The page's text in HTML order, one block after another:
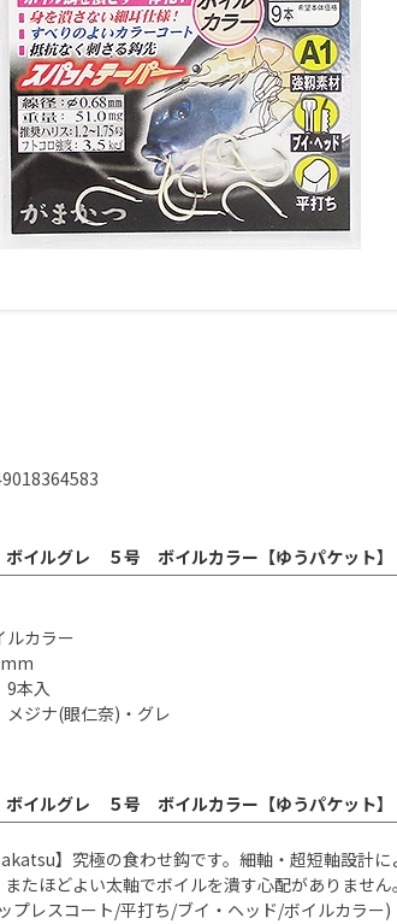
イルグレ ５号 ボイルカラー【ゆうパケット】
ルカラー
9本入
ジナ(眼仁奈)・グレ
イルグレ ５号 ボイルカラー【ゆうパケット】
】究極の食わせ鈎です。細軸・超短軸設計
またほどよい太軸でボイルを潰す心配がありませ
プレスコート/平打ち/ブイ・ヘッド/ボイルカラー)